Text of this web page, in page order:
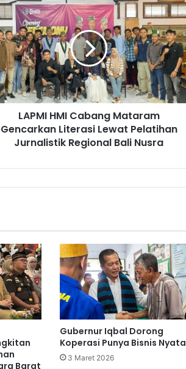
LAPMI HMI Cabang Mataram
Gencarkan Literasi Lewat Pelatihan
Jurnalistik Regional Bali Nusra
Barat
Gubernur Iqbal Dorong
Koperasi Punya Bisnis Nyata
3 Maret 2026